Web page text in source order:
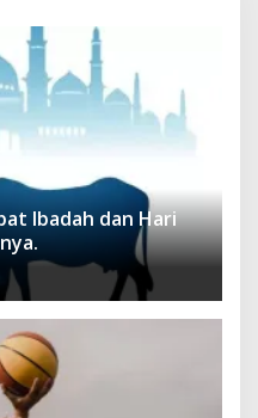
Ibadah dan Hari